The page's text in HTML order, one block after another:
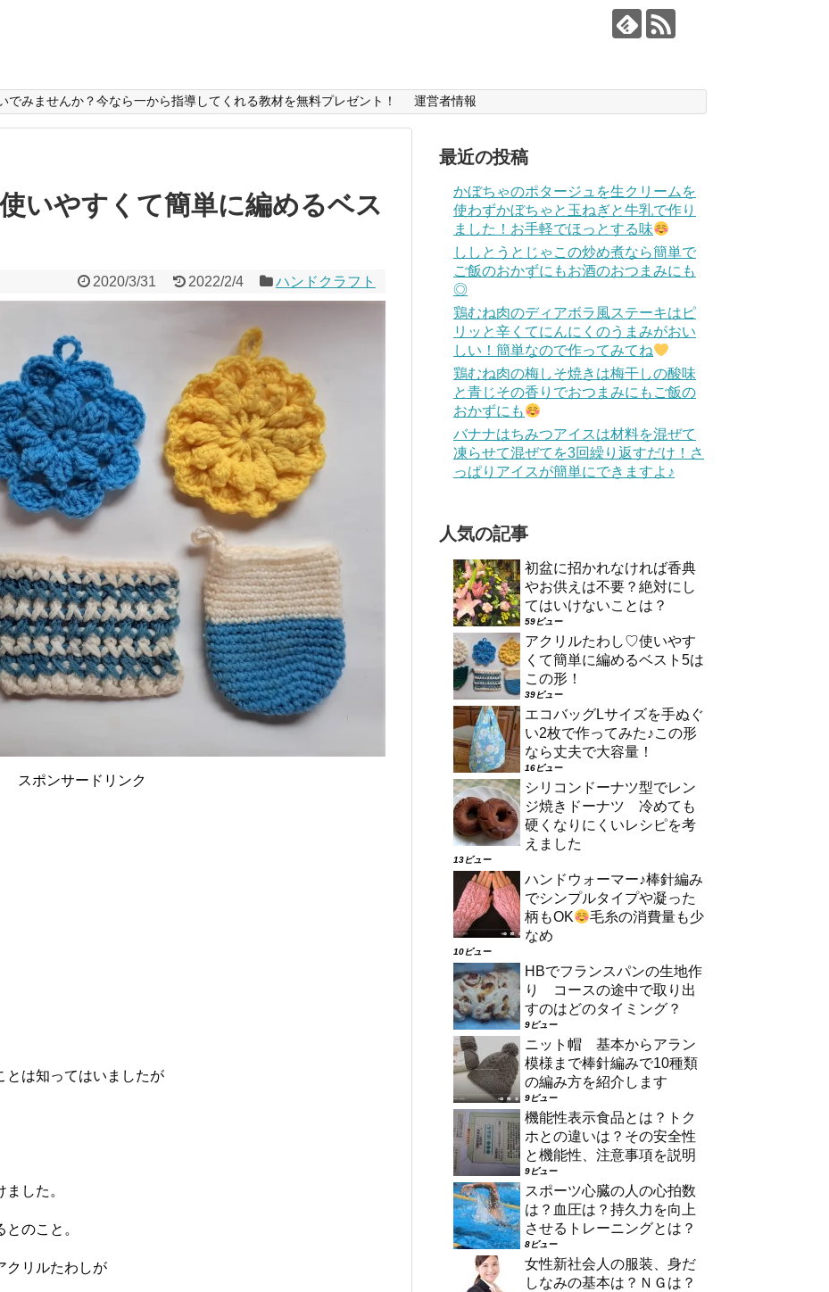
でみませんか？今なら一から指導してくれる教材を無料プレゼント！ 運営者情報
いやすくて簡単に編めるベス
2020/3/31 2022/2/4 ハンドクラフト
スポンサードリンク
とは知ってはいましたが
した。
のこと。
クリルたわしが
最近の投稿
かぼちゃのポタージュを生クリームを
使わずかぼちゃと玉ねぎと牛乳で作り
ました！お手軽でほっとする味
ししとうとじゃこの炒め煮なら簡単で
ご飯のおかずにもお酒のおつまみにも
◎
鶏むね肉のディアボラ風ステーキはピ
リッと辛くてにんにくのうまみがおい
しい！簡単なので作ってみてね
鶏むね肉の梅しそ焼きは梅干しの酸味
と青じその香りでおつまみにもご飯の
おかずにも
バナナはちみつアイスは材料を混ぜて
凍らせて混ぜてを3回繰り返すだけ！さ
っぱりアイスが簡単にできますよ♪
人気の記事
初盆に招かれなければ香典
やお供えは不要？絶対にし
てはいけないことは？
59ビュー
アクリルたわし♡使いやす
くて簡単に編めるベスト5は
この形！
39ビュー
エコバッグLサイズを手ぬぐ
い2枚で作ってみた♪この形
なら丈夫で大容量！
16ビュー
シリコンドーナツ型でレン
ジ焼きドーナツ 冷めても
硬くなりにくいレシピを考
えました
13ビュー
ハンドウォーマー♪棒針編み
でシンプルタイプや凝った
柄もOK
毛糸の消費量も少
なめ
10ビュー
HBでフランスパンの生地作
り コースの途中で取り出
すのはどのタイミング？
9ビュー
ニット帽 基本からアラン
模様まで棒針編みで10種類
の編み方を紹介します
9ビュー
機能性表示食品とは？トク
ホとの違いは？その安全性
と機能性、注意事項を説明
9ビュー
スポーツ心臓の人の心拍数
は？血圧は？持久力を向上
させるトレーニングとは？
8ビュー
女性新社会人の服装、身だ
しなみの基本は？ＮＧは？